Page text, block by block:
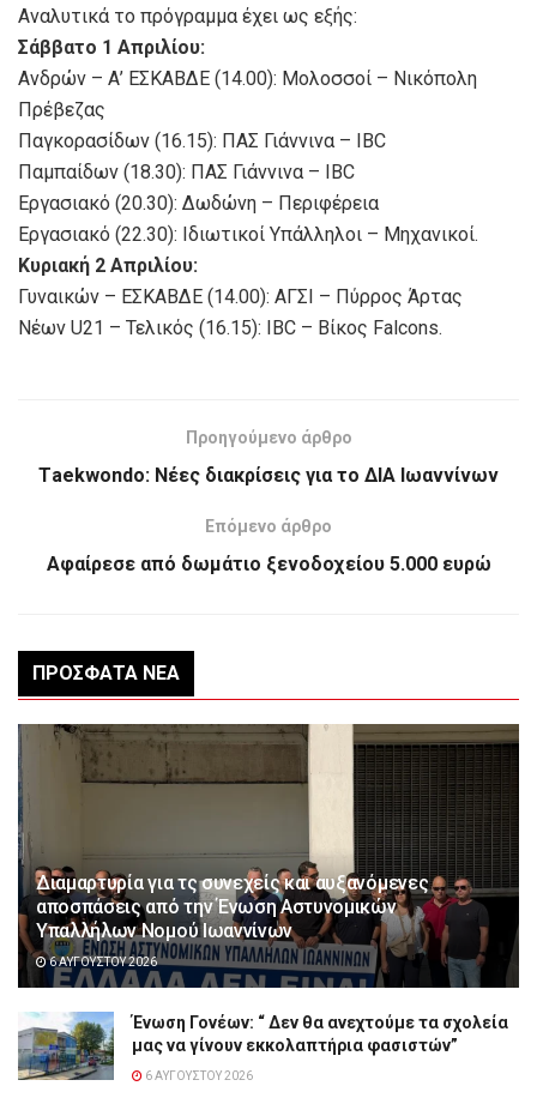
Αναλυτικά το πρόγραμμα έχει ως εξής:
Σάββατο 1 Απριλίου:
Ανδρών – Α’ ΕΣΚΑΒΔΕ (14.00): Μολοσσοί – Νικόπολη
Πρέβεζας
Παγκορασίδων (16.15): ΠΑΣ Γιάννινα – IBC
Παμπαίδων (18.30): ΠΑΣ Γιάννινα – IBC
Εργασιακό (20.30): Δωδώνη – Περιφέρεια
Εργασιακό (22.30): Ιδιωτικοί Υπάλληλοι – Μηχανικοί.
Κυριακή 2 Απριλίου:
Γυναικών – ΕΣΚΑΒΔΕ (14.00): ΑΓΣΙ – Πύρρος Άρτας
Νέων U21 – Τελικός (16.15): IBC – Βίκος Falcons.
Προηγούμενο άρθρο
Τaekwondo: Νέες διακρίσεις για το ΔΙΑ Ιωαννίνων
Επόμενο άρθρο
Αφαίρεσε από δωμάτιο ξενοδοχείου 5.000 ευρώ
ΠΡΌΣΦΑΤΑ ΝΈΑ
Διαμαρτυρία για τς συνεχείς και αυξανόμενες
αποσπάσεις από την Ένωση Αστυνομικών
Υπαλλήλων Νομού Ιωαννίνων
6 ΑΥΓΟΎΣΤΟΥ 2026
Ένωση Γονέων: “ Δεν θα ανεχτούμε τα σχολεία
μας να γίνουν εκκολαπτήρια φασιστών”
6 ΑΥΓΟΎΣΤΟΥ 2026